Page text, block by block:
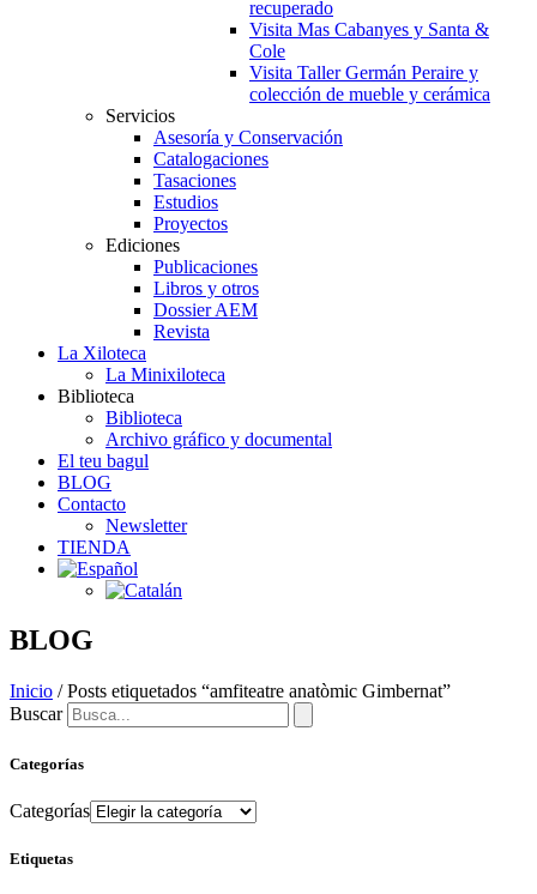
recuperado
Visita Mas Cabanyes y Santa &
Cole
Visita Taller Germán Peraire y
colección de mueble y cerámica
Servicios
Asesoría y Conservación
Catalogaciones
Tasaciones
Estudios
Proyectos
Ediciones
Publicaciones
Libros y otros
Dossier AEM
Revista
La Xiloteca
La Minixiloteca
Biblioteca
Biblioteca
Archivo gráfico y documental
El teu bagul
BLOG
Contacto
Newsletter
TIENDA
BLOG
Inicio / Posts etiquetados “amfiteatre anatòmic Gimbernat”
Buscar
Categorías
Categorías
Etiquetas